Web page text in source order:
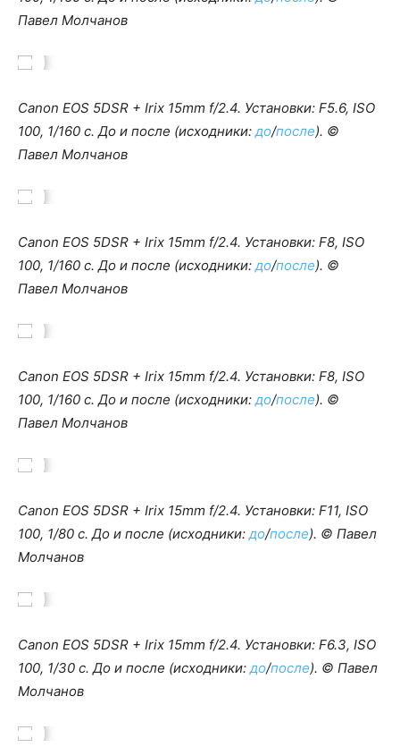
Павел Молчанов
Canon EOS 5DSR + Irix 15mm f/2.4. Установки: F5.6, ISO
100, 1/160 c. До и после (исходники:до/после). ©
Павел Молчанов
Canon EOS 5DSR + Irix 15mm f/2.4. Установки: F8, ISO
100, 1/160 c. До и после (исходники:до/после). ©
Павел Молчанов
Canon EOS 5DSR + Irix 15mm f/2.4. Установки: F8, ISO
100, 1/160 c. До и после (исходники:до/после). ©
Павел Молчанов
Canon EOS 5DSR + Irix 15mm f/2.4. Установки: F11, ISO
100, 1/80 c. До и после (исходники:до/после). © Павел
Молчанов
Canon EOS 5DSR + Irix 15mm f/2.4. Установки: F6.3, ISO
100, 1/30 c. До и после (исходники:до/после). © Павел
Молчанов